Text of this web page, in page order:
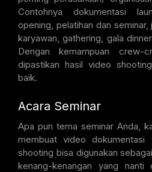
Contohnya dokumentasi
opening, pelatihan dan
karyawan, gathering, gala
Dengan kemampuan
dipastikan hasil video
baik.
Acara Seminar
Apa pun tema seminar Anda,
membuat video
shooting bisa digunakan
kenang-kenangan yang nanti